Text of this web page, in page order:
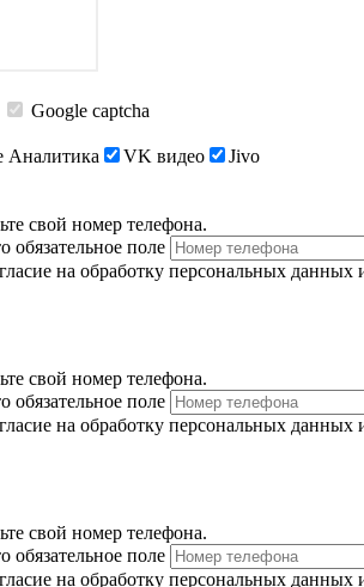
Google captcha
Аналитика VK видео Jivo
свой номер телефона.
обязательное поле
на обработку персональных данных
свой номер телефона.
обязательное поле
на обработку персональных данных
свой номер телефона.
обязательное поле
на обработку персональных данных